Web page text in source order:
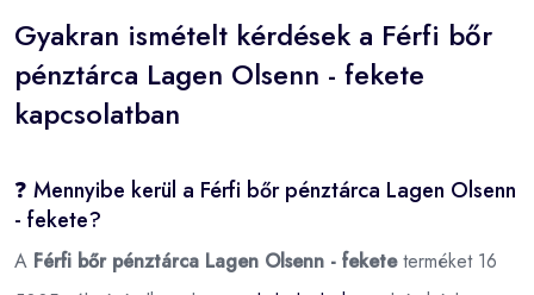
Gyakran ismételt kérdések a Férfi bőr
pénztárca Lagen Olsenn - fekete
kapcsolatban
❓ Mennyibe kerül a Férfi bőr pénztárca Lagen Olsenn
- fekete?
A Férfi bőr pénztárca Lagen Olsenn - feketeterméket 16